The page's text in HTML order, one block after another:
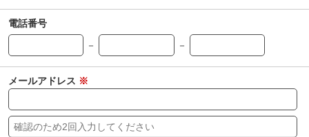
電話番号
－
－
メールアドレス ※